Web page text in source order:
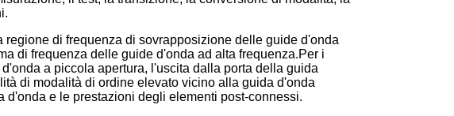
regione di frequenza di sovrapposizione delle guide d'onda
di frequenza delle guide d'onda ad alta frequenza.Per i
a piccola apertura, l'uscita dalla porta della guida
di modalità di ordine elevato vicino alla guida d'onda
e le prestazioni degli elementi post-connessi.